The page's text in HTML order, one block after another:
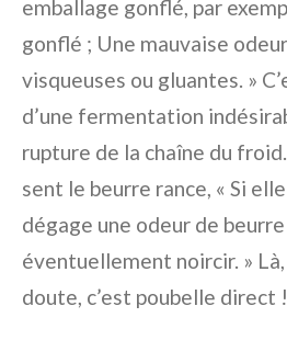
emballage gonflé, par
gonflé ; Une mauvaise
visqueuses ou gluantes. »
d’une fermentation
rupture de la chaîne du
sent le beurre rance, « Si
dégage une odeur de
éventuellement noircir. » Là,
doute, c’est poubelle direct !